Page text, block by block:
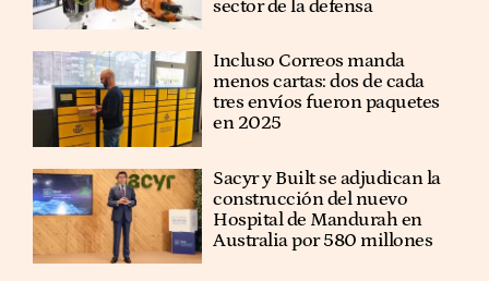
sector de la defensa
Incluso Correos manda
menos cartas: dos de cada
tres envíos fueron paquetes
en 2025
Sacyr y Built se adjudican la
construcción del nuevo
Hospital de Mandurah en
Australia por 580 millones